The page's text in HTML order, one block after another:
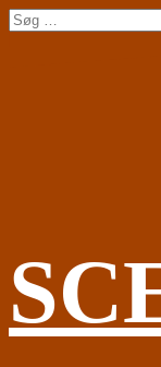
Videre
til
Søg
efter: